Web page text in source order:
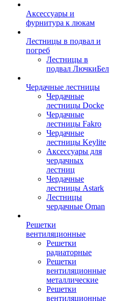
Аксессуары и
фурнитура к люкам
Лестницы в подвал и
погреб
Лестницы в
подвал ЛючкиБел
Чердачные лестницы
Чердачные
лестницы Docke
Чердачные
лестницы Fakro
Чердачные
лестницы Keylite
Аксессуары для
чердачных
лестниц
Чердачные
лестницы Astark
Лестницы
чердачные Oman
Решетки
вентиляционные
Решетки
радиаторные
Решетки
вентиляционные
металлические
Решетки
вентиляционные